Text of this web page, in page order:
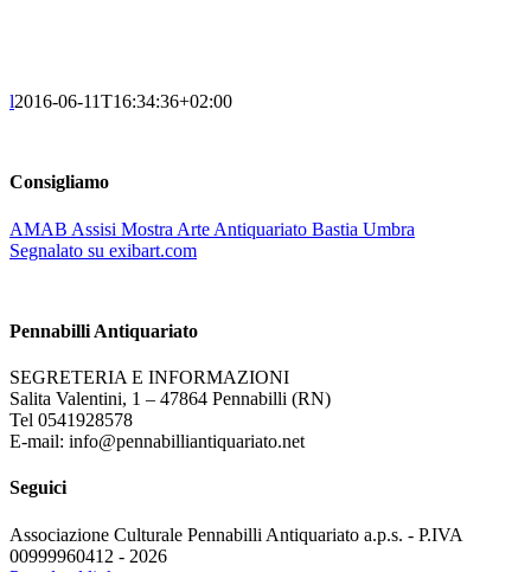
l2016-06-11T16:34:36+02:00
Consigliamo
AMAB Assisi Mostra Arte Antiquariato Bastia Umbra
Segnalato su exibart.com
Pennabilli Antiquariato
SEGRETERIA E INFORMAZIONI
Salita Valentini, 1 – 47864 Pennabilli (RN)
Tel 0541928578
E-mail: info@pennabilliantiquariato.net
Seguici
Associazione Culturale Pennabilli Antiquariato a.p.s. - P.IVA
00999960412 - 2026